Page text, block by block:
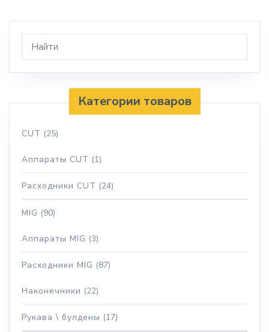
Категории товаров
CUT (25)
Аппараты CUT (1)
Расходники CUT (24)
MIG (90)
Аппараты MIG (3)
Расходники MIG (87)
Наконечники (22)
Рукава \ булдены (17)